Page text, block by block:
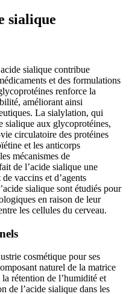
sialique
sialique contribue
et des formulations
renforce la
améliorant ainsi
La sialylation, qui
sialique aux glycoprotéines,
circulatoire des protéines
et les anticorps
mécanismes de
de l’acide sialique une
vaccins et d’agents
sialique sont étudiés pour
en raison de leur
les cellules du cerveau.
cosmétique pour ses
naturel de la matrice
rétention de l’humidité et
de l’acide sialique dans les